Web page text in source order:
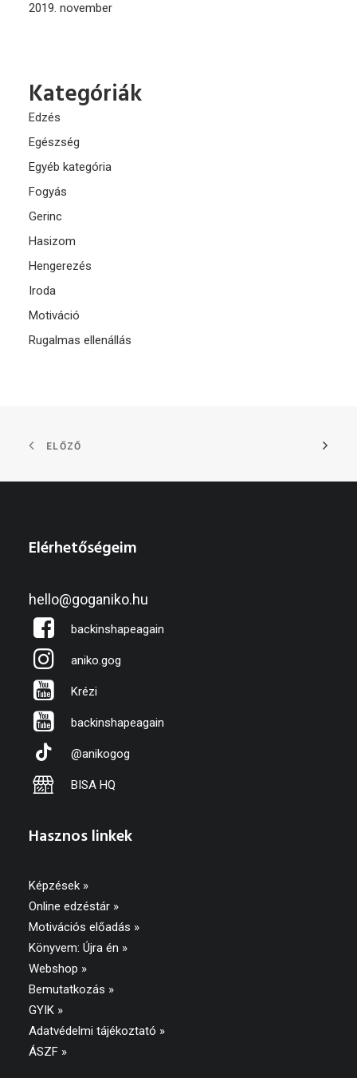
2019. november
Kategóriák
Edzés
Egészség
Egyéb kategória
Fogyás
Gerinc
Hasizom
Hengerezés
Iroda
Motiváció
Rugalmas ellenállás
ELŐZŐ
Elérhetőségeim
hello@goganiko.hu
backinshapeagain
aniko.gog
Krézi
backinshapeagain
@anikogog
BISA HQ
Hasznos linkek
Képzések »
Online edzéstár »
Motivációs előadás »
Könyvem: Újra én »
Webshop »
Bemutatkozás »
GYIK »
Adatvédelmi tájékoztató »
ÁSZF »